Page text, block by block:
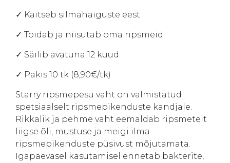
✓ Kaitseb silmahaiguste eest
✓ Toidab ja niisutab oma ripsmeid
✓ Säilib avatuna 12 kuud
✓ Pakis 10 tk (8,90€/tk)
Starry ripsmepesu vaht on valmistatud
spetsiaalselt ripsmepikenduste kandjale.
Rikkalik ja pehme vaht eemaldab ripsmetelt
liigse õli, mustuse ja meigi ilma
ripsmepikenduste püsivust mõjutamata.
Igapäevasel kasutamisel ennetab bakterite,